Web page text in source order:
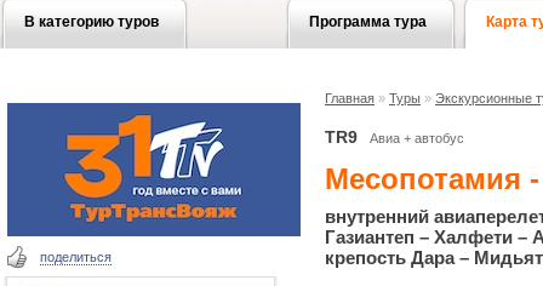
В категорию туров Программа тура Карта
Главная » Туры » Экскурсионные
TR9 Авиа + автобус
Месопотамия
внутренний
Газиантеп – Халфети
крепость Дара –
поделиться